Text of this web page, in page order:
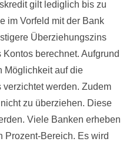
gilt lediglich bis zu
im Vorfeld mit der Bank
Überziehungszins
berechnet. Aufgrund
Möglichkeit auf die
werden. Zudem
zu überziehen. Diese
Viele Banken erheben
Prozent-Bereich. Es wird